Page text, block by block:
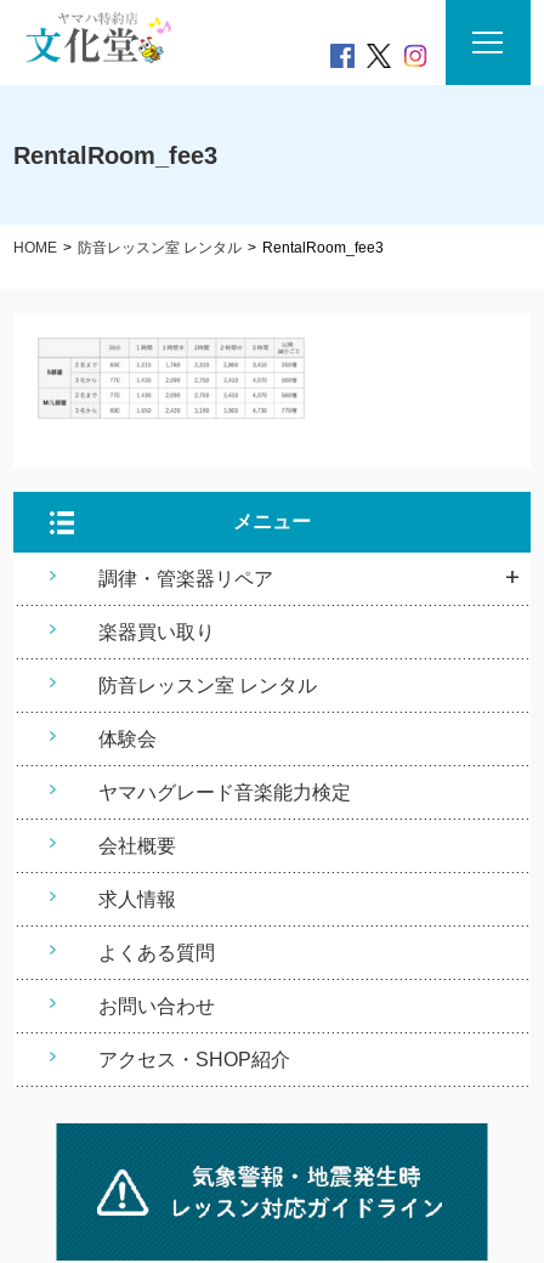
RentalRoom_fee3
HOME 防音レッスン室 レンタル RentalRoom_fee3
メニュー
調律・管楽器リペア
楽器買い取り
防音レッスン室 レンタル
体験会
ヤマハグレード音楽能力検定
会社概要
求人情報
よくある質問
お問い合わせ
アクセス・SHOP紹介